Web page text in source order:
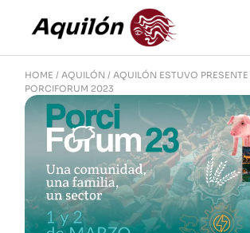
HOME AQUILÓN
AQUILÓN ESTUVO PRESENTE
PORCIFORUM 2023